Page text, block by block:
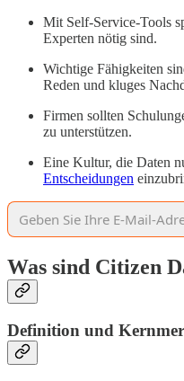
Mit Self-Service-Tools
Experten nötig sind.
Wichtige Fähigkeiten
Reden und kluges
Firmen sollten
zu unterstützen.
Eine Kultur, die Daten
Entscheidungen
Was sind Citizen
Definition und